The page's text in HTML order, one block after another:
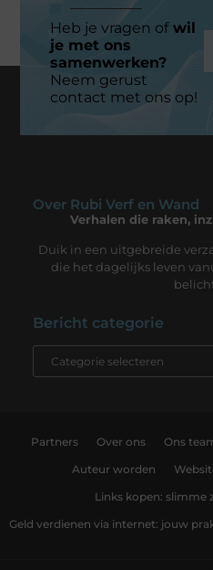
Heb je vragen ofwil
je met ons
samenwerken?
Neem gerust
contact met ons op!
Over Rubi Verf en Wand
Verhalen die raken,
Duik in een uitgebreide
die het dagelijks leven
Bericht categorie
Partners Over ons Ons
Auteur worden
Links kopen: slimme
Geld verdienen via internet: jouw